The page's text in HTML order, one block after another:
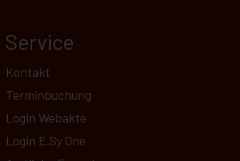
Service
Kontakt
Terminbuchung
Login Webakte
Login E.Sy One